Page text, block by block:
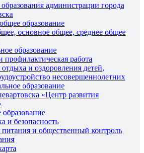
администрации города
образование
основное общее, среднее общее
образование
профилактическая работа
и оздоровления детей,
несовершеннолетних
образование
«Центр развития
образование
и безопасность
и общественный контроль